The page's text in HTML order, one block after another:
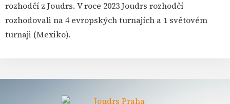
rozhodčí z Joudrs. V roce 2023 Joudrs rozhodčí
rozhodovali na 4 evropských turnajích a 1 světovém
turnaji (Mexiko).